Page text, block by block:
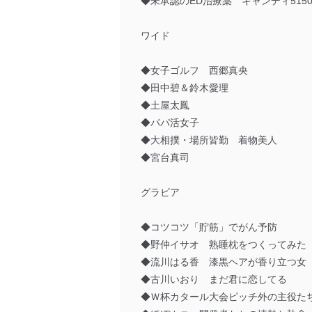
ワイド
◆女子ゴルフ 西郷真央
◆田中碧＆鈴木愛理
◆土屋太鳳
◆パパ活女子
◆大相撲・場所皆勤 着物美人
◆宮台真司
グラビア
◆コツコツ「貯筋」でがん予防
◆野仲イサオ 熟睡枕をつくってみた
◆流川はる香 漆黒ヘアが香り立つ女
◆古川いおり まだ君に恋してる
◆Ｗ杯カタール大会ピッチ外の主役た